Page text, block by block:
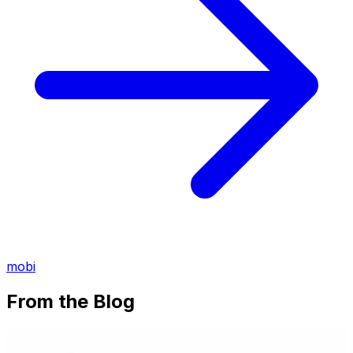
mobi
From the Blog